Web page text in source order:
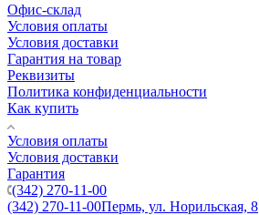
Офис-склад
Условия оплаты
Условия доставки
Гарантия на товар
Реквизиты
Политика конфиденциальности
Как купить
Условия оплаты
Условия доставки
Гарантия
(342) 270-11-00
(342) 270-11-00Пермь, ул. Норильская, 8